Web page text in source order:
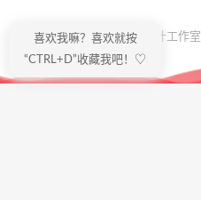
© 2024 啸雅装饰设计工作室
喜欢我嘛？喜欢就按
“CTRL+D”收藏我吧！♡